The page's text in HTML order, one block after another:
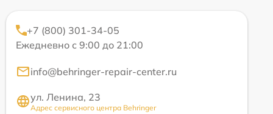
+7 (800) 301-34-05
Ежедневно с 9:00 до 21:00
info@behringer-repair-center.ru
ул. Ленина, 23
Адрес сервисного центра Behringer